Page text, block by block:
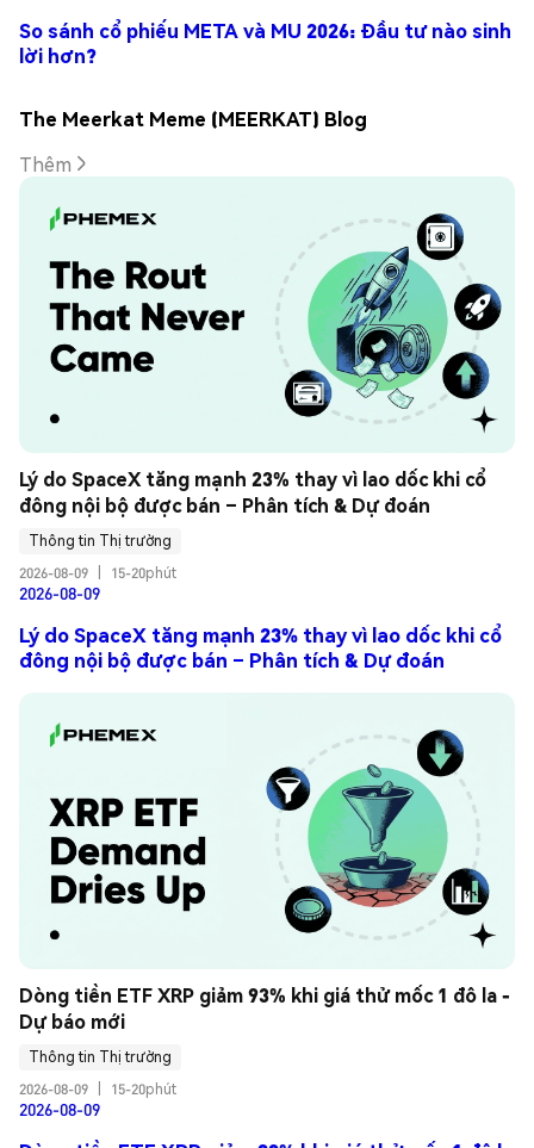
So sánh cổ phiếu META và MU 2026: Đầu tư nào sinh
lời hơn?
The Meerkat Meme (MEERKAT) Blog
Thêm
Lý do SpaceX tăng mạnh 23% thay vì lao dốc khi cổ
đông nội bộ được bán – Phân tích & Dự đoán
Thông tin Thị trường
2026-08-09
15-20phút
2026-08-09
Lý do SpaceX tăng mạnh 23% thay vì lao dốc khi cổ
đông nội bộ được bán – Phân tích & Dự đoán
Dòng tiền ETF XRP giảm 93% khi giá thử mốc 1 đô la -
Dự báo mới
Thông tin Thị trường
2026-08-09
15-20phút
2026-08-09